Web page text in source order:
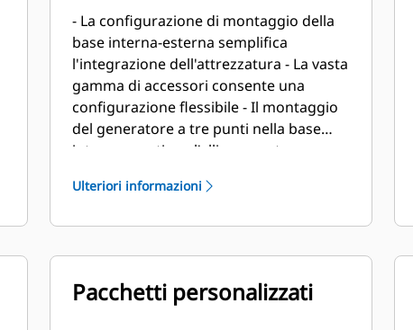
- La configurazione di montaggio della
base interna-esterna semplifica
l'integrazione dell'attrezzatura - La vasta
gamma di accessori consente una
configurazione flessibile - Il montaggio
del generatore a tre punti nella base
interna mantiene l'allineamento
sollevamento singolo semplifica
Ulteriori informazioni
Pacchetti personalizzati